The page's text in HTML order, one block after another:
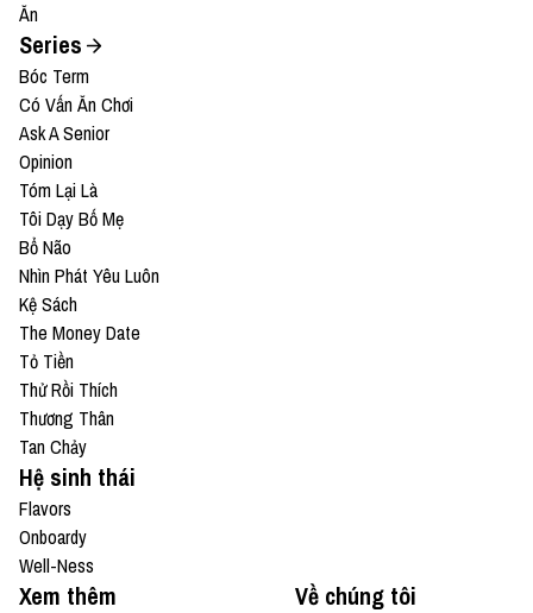
Ăn
Series
Bóc Term
Có Vấn Ăn Chơi
Ask A Senior
Opinion
Tóm Lại Là
Tôi Dạy Bố Mẹ
Bổ Não
Nhìn Phát Yêu Luôn
Kệ Sách
The Money Date
Tỏ Tiền
Thử Rồi Thích
Thương Thân
Tan Chảy
Hệ sinh thái
Flavors
Onboardy
Well-Ness
Xem thêm Về chúng tôi